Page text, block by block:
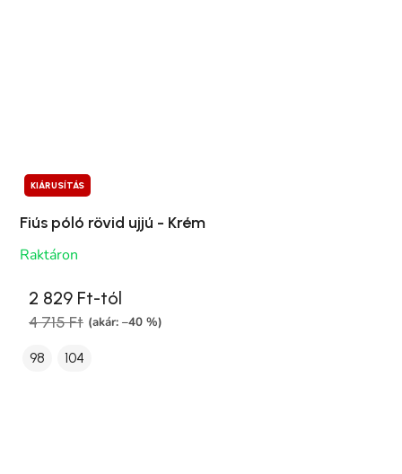
KIÁRUSÍTÁS
Fiús póló rövid ujjú - Krém
Raktáron
2 829 Ft-tól
4 715 Ft (akár: –40 %)
98 104